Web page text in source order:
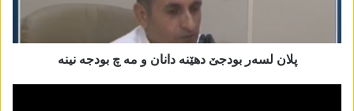
پلان لسەر بودجێ دھێنە دانان و مە چ بودجە نینە